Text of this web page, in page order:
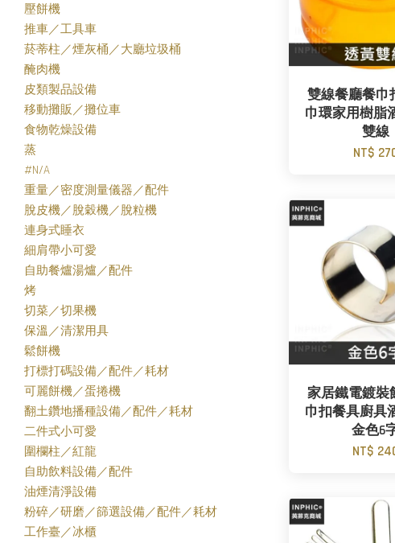
壓餅機
推車／工具車
菸蒂柱／煙灰桶／大廳垃圾桶
醃肉機
皮類製品設備
移動攤販／攤位車
食物乾燥設備
蒸
#N/A
重量／密度測量儀器／配件
脫皮機／脫穀機／脫粒機
連身式睡衣
細肩帶小可愛
自助餐爐湯爐／配件
烤
切菜／切果機
保溫／清潔用具
鬆餅機
打標打碼設備／配件／耗材
可麗餅機／蛋捲機
翻土鑽地播種設備／配件／耗材
二件式小可愛
圍欄柱／紅龍
自助飲料設備／配件
油煙清淨設備
粉碎／研磨／篩選設備／配件／耗材
工作臺／冰櫃
雙線餐廳餐巾
巾環家用樹脂
雙線
NT$
家居鐵電鍍裝
巾扣餐具廚具
金色6
NT$